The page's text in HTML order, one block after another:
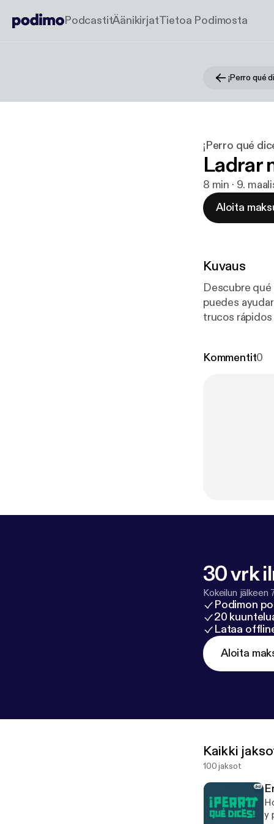
PodcastitÄänikirjatTietoa Podimosta
¡Perro qué
¡Perro qué
Ladrar
8 min · 9.
Aloita
Kuvaus
Descubre
puedes
trucos
Kommentit0
30 vrk
Kokeilun jälkeen
Podimon
20
Lataa
Aloita
Kaikki
100 jaksot
y